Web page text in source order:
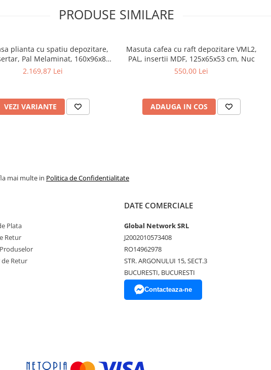
PRODUSE SIMILARE
plianta cu spatiu depozitare,
Pal Melaminat, 160x96x80
scaune pliante lemn, tapitate cu
2.169,87 Lei
VEZI VARIANTE
Masuta cafea cu raft depozitare VML2,
PAL, insertii MDF, 125x65x53 cm, Nuc
550,00 Lei
ADAUGA IN COS
mai multe in Politica de Confidentialitate
Plata
Retur
Retur
DATE COMERCIALE
Global Network SRL
J2002010573408
RO14962978
STR. ARGONULUI 15, SECT.3
BUCURESTI, BUCURESTI
Contacteaza-ne